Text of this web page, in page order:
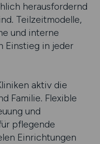
herausfordernd
Teilzeitmodelle,
und interne
Einstieg in jeder
aktiv die
Familie. Flexible
und
pflegende
Einrichtungen